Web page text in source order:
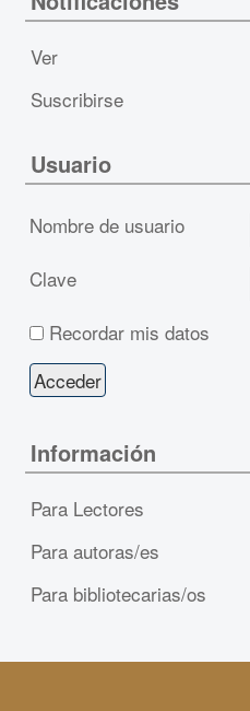
Ver
Suscribirse
Usuario
Nombre de usuario
Clave
Recordar mis datos
Información
Para Lectores
Para autoras/es
Para bibliotecarias/os